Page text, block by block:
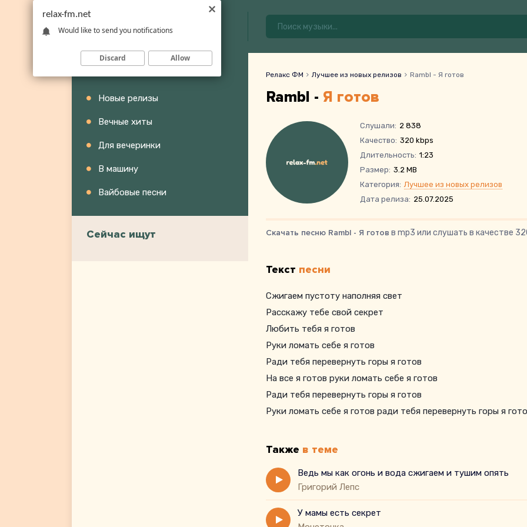
Новые релизы
Вечные хиты
Для вечеринки
В машину
Вайбовые песни
Сейчас ищут
Релакс ФМ Лучшее из новых релизов Rambl - Я готов
Rambl - Я готов
Слушали: 2 838
Качество: 320 kbps
Длительность: 1:23
Размер: 3.2 MB
Категория: Лучшее из новых релизов
Дата релиза: 25.07.2025
Скачать песню Rambl - Я готов в mp3 или слушать в качестве
Текст песни
Сжигаем пустоту наполняя свет
Расскажу тебе свой секрет
Любить тебя я готов
Руки ломать себе я готов
Ради тебя перевернуть горы я готов
На все я готов руки ломать себе я готов
Ради тебя перевернуть горы я готов
Руки ломать себе я готов ради тебя перевернуть горы я
Также в теме
Ведь мы как огонь и вода сжигаем и тушим опять
Григорий Лепс
У мамы есть секрет
relax-fm.net
Would like to send you notifications
Discard Allow